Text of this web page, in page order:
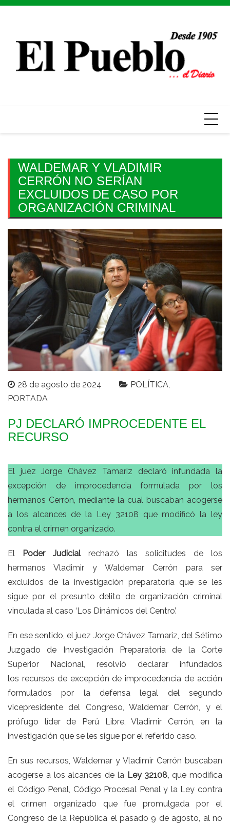
Skip
WALDEMAR Y VLADIMIR
CERRÓN NO SERÍAN
EXCLUIDOS DE CASO POR
ORGANIZACIÓN CRIMINAL
28 de agosto de 2024
POLÍTICA
PORTADA
PJ DECLARÓ IMPROCEDENTE EL
RECURSO
El juez Jorge Chávez Tamariz declaró infundada la
excepción de improcedencia formulada por los
hermanos Cerrón, mediante la cual buscaban acogerse
a los alcances de la Ley 32108 que modificó la ley
contra el crimen organizado.
El Poder Judicialrechazó las solicitudes de los
hermanos Vladimir y Waldemar Cerrón para ser
excluidos de la investigación preparatoria que se les
sigue por el presunto delito de organización criminal
vinculada al caso ‘Los Dinámicos del Centro’.
En ese sentido, el juez Jorge Chávez Tamariz, del Sétimo
Juzgado de Investigación Preparatoria de la Corte
Superior Nacional, resolvió declarar infundados
los recursos de excepción de improcedencia de acción
formulados por la defensa legal del segundo
vicepresidente del Congreso, Waldemar Cerrón, y el
prófugo líder de Perú Libre, Vladimir Cerrón, en la
investigación que se les sigue por el referido caso.
En sus recursos, Waldemar y Vladimir Cerrón buscaban
acogerse a los alcances de la Ley 32108, que modifica
el Código Penal, Código Procesal Penal y la Ley contra
el crimen organizado que fue promulgada por el
Congreso de la República el pasado 9 de agosto, al no